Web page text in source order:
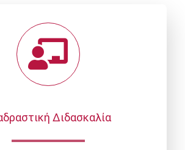
Διδασκαλία